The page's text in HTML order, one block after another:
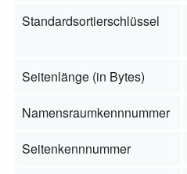
Standardsortierschlüssel
Seitenlänge (in Bytes)
Namensraumkennnummer
Seitenkennnummer